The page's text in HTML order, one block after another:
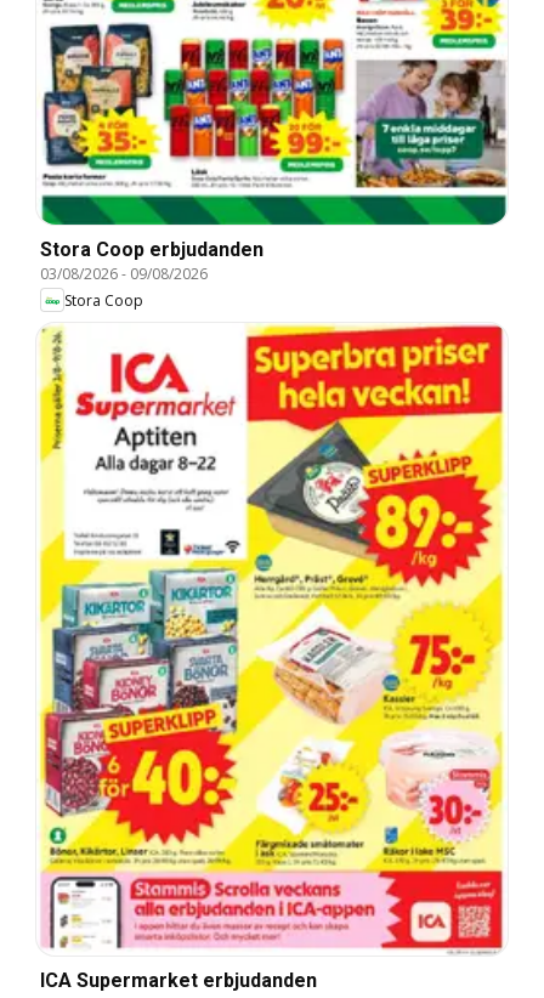
Stora Coop erbjudanden
03/08/2026- 09/08/2026
Stora Coop
ICA Supermarket erbjudanden